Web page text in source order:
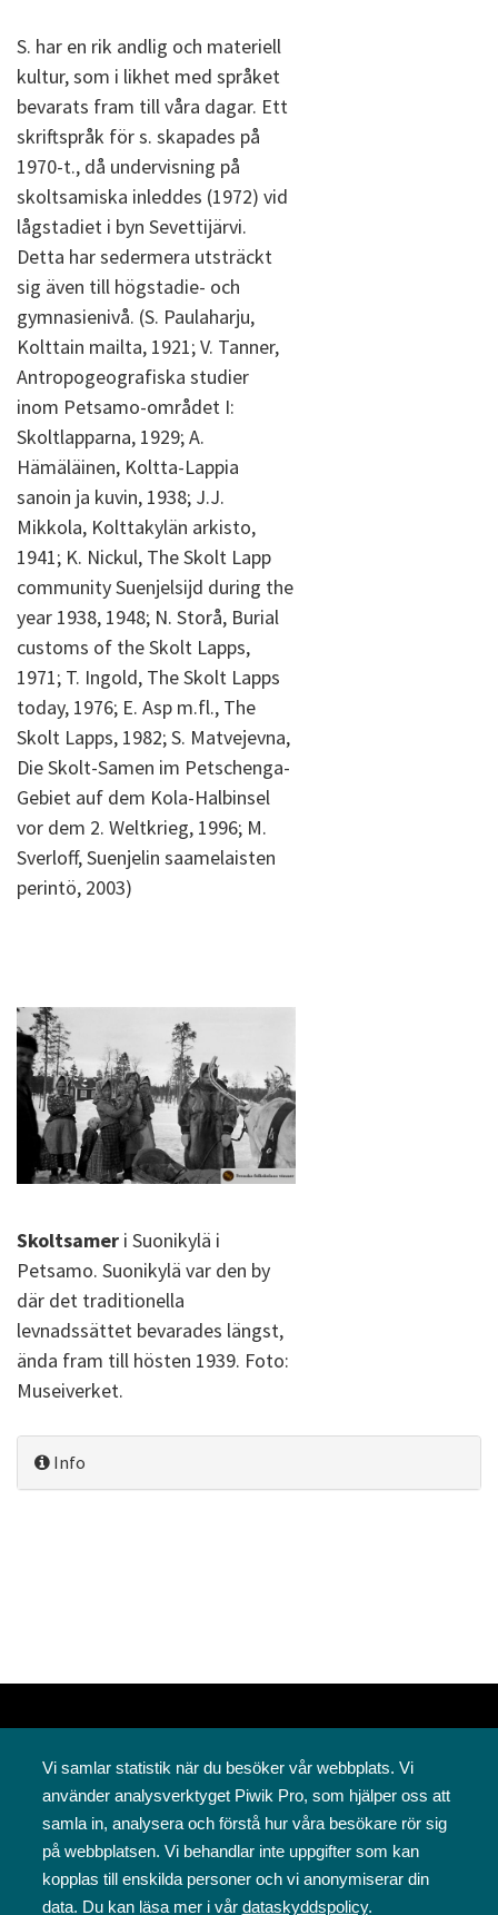
S. har en rik andlig och materiell
kultur, som i likhet med språket
bevarats fram till våra dagar. Ett
skriftspråk för s. skapades på
1970-t., då undervisning på
skoltsamiska inleddes (1972) vid
lågstadiet i byn Sevettijärvi.
Detta har sedermera utsträckt
sig även till högstadie- och
gymnasienivå. (S. Paulaharju,
Kolttain mailta, 1921; V. Tanner,
Antropogeografiska studier
inom Petsamo-området I:
Skoltlapparna, 1929; A.
Hämäläinen, Koltta-Lappia
sanoin ja kuvin, 1938; J.J.
Mikkola, Kolttakylän arkisto,
1941; K. Nickul, The Skolt Lapp
community Suenjelsijd during the
year 1938, 1948; N. Storå, Burial
customs of the Skolt Lapps,
1971; T. Ingold, The Skolt Lapps
today, 1976; E. Asp m.fl., The
Skolt Lapps, 1982; S. Matvejevna,
Die Skolt-Samen im Petschenga-
Gebiet auf dem Kola-Halbinsel
vor dem 2. Weltkrieg, 1996; M.
Sverloff, Suenjelin saamelaisten
perintö, 2003)
Skoltsamer i Suonikylä i
Petsamo. Suonikylä var den by
där det traditionella
levnadssättet bevarades längst,
ända fram till hösten 1939. Foto:
Museiverket.
Info
Svenska folkskolans vänner rf
Annegatan 12
Vi samlar statistik när du besöker vår webbplats. Vi
använder analysverktyget Piwik Pro, som hjälper oss att
samla in, analysera och förstå hur våra besökare rör sig
på webbplatsen. Vi behandlar inte uppgifter som kan
kopplas till enskilda personer och vi anonymiserar din
data. Du kan läsa mer i vår dataskyddspolicy.